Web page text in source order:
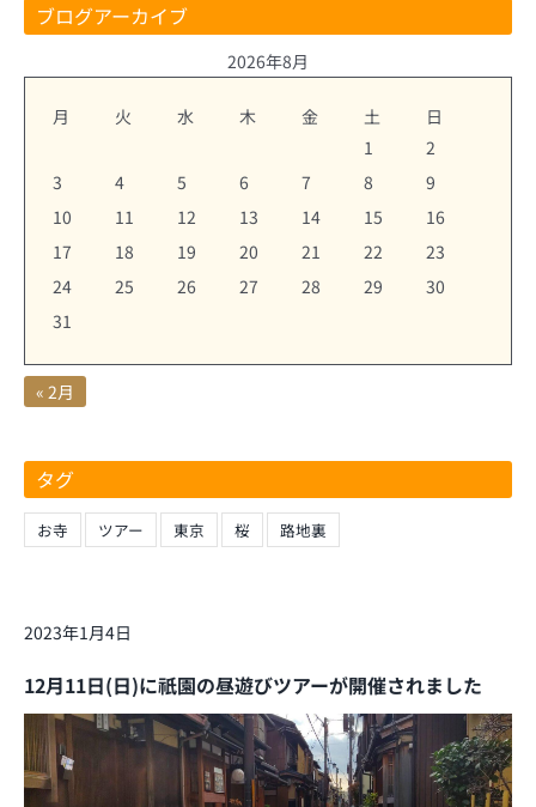
2023年1月4日
12月11日(日)に祇園の昼遊びツアーが開催されました
ブログアーカイブ
2026年8月
月 火 水 木 金 土
日
1
2
3
4 5 6 7 8
9
10
11 12 13 14 15
16
17
18 19 20 21 22
23
24
25 26 27 28 29
30
31
« 2月
タグ
お寺 ツアー 東京 桜 路地裏